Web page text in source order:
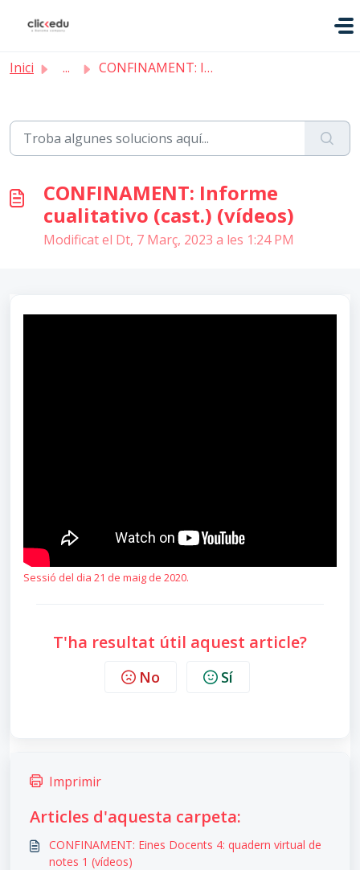
Inici ... CONFINAMENT: Informe cualitativo (cast.) (vídeos)
CONFINAMENT: Informe
cualitativo (cast.) (vídeos)
Modificat el Dt, 7 Març, 2023 a les 1:24 PM
Sessió del dia 21 de maig de 2020.
T'ha resultat útil aquest article?
No Sí
Imprimir
Articles d'aquesta carpeta:
CONFINAMENT: Eines Docents 4: quadern virtual de
notes 1 (vídeos)